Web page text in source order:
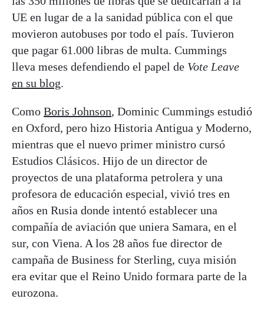
UE en lugar de a la sanidad pública con el que
movieron autobuses por todo el país. Tuvieron
que pagar 61.000 libras de multa. Cummings
lleva meses defendiendo el papel de Vote Leave
en su blog.
Como Boris Johnson, Dominic Cummings estudió
en Oxford, pero hizo Historia Antigua y Moderno,
mientras que el nuevo primer ministro cursó
Estudios Clásicos. Hijo de un director de
proyectos de una plataforma petrolera y una
profesora de educación especial, vivió tres en
años en Rusia donde intentó establecer una
compañía de aviación que uniera Samara, en el
sur, con Viena. A los 28 años fue director de
campaña de Business for Sterling, cuya misión
era evitar que el Reino Unido formara parte de la
eurozona.